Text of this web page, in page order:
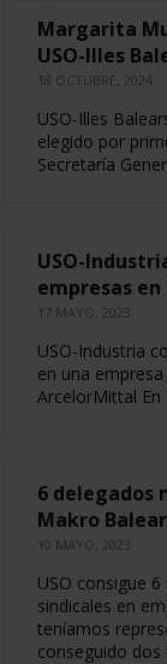
Margarita
USO-Illes
18 OCTUBRE, 2024
USO-Illes
elegido por
Secretaría
USO-
empresas
17 MAYO, 2023
USO-Industria
en una
ArcelorMittal
6 delegados
Makro
10 MAYO, 2023
USO consigue
sindicales en
teníamos
conseguido